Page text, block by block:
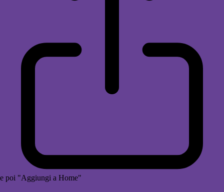
e poi "Aggiungi a Home"